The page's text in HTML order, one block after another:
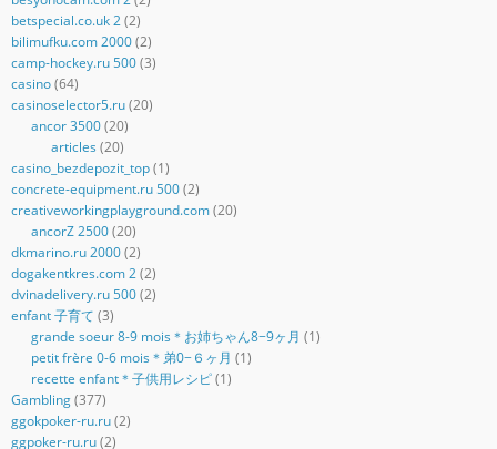
betspecial.co.uk 2(2)
bilimufku.com 2000(2)
camp-hockey.ru 500(3)
casino(64)
casinoselector5.ru(20)
ancor 3500(20)
articles (20)
casino_bezdepozit_top(1)
concrete-equipment.ru 500(2)
creativeworkingplayground.com(20)
ancorZ 2500(20)
dkmarino.ru 2000(2)
dogakentkres.com 2(2)
dvinadelivery.ru 500(2)
enfant 子育て (3)
grande soeur 8-9 mois＊お姉ちゃん8−9ヶ月 (1)
petit frère 0-6 mois＊弟0−６ヶ月 (1)
recette enfant＊子供用レシピ(1)
Gambling(377)
ggokpoker-ru.ru(2)
ggpoker-ru.ru(2)